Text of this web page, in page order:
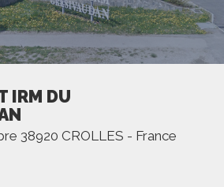
IRM DU
38920 CROLLES - France